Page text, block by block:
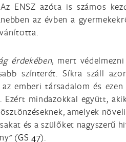
ENSZ azóta is számos
az évben a
érdekében, mert
színterét. Síkra száll
emberi társadalom és
mindazokkal együtt,
amelyek
és a szülőket nagyszerű
(GS 47).